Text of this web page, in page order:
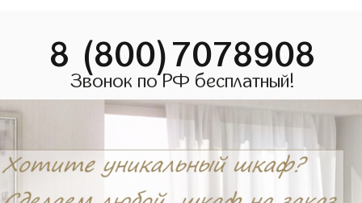
8 (800)7078908
Звонок по РФ бесплатный!